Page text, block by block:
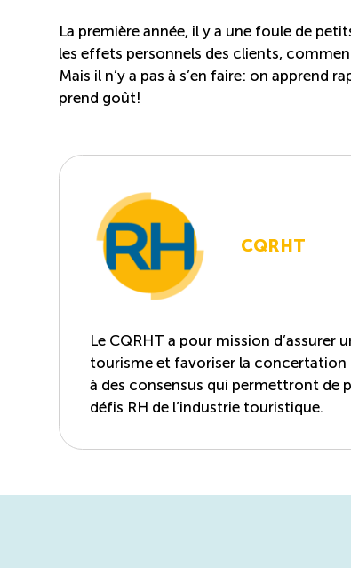
La première année, il y a une foule de
les effets personnels des clients,
Mais il n’y a pas à s’en faire: on apprend
prend goût!
CQRHT
Le CQRHT a pour mission d’assurer
tourisme et favoriser la concertation
à des consensus qui permettront de
défis RH de l’industrie touristique.